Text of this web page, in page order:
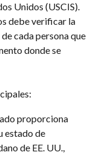
Unidos (USCIS).
debe verificar la
cada persona que
donde se
proporciona
estado de
de EE. UU.,